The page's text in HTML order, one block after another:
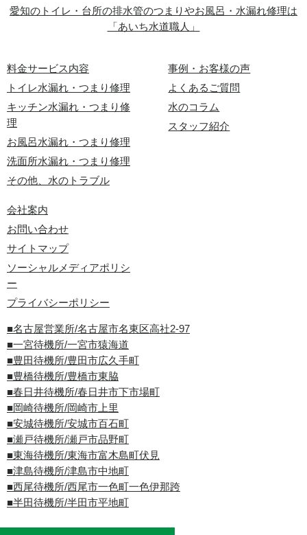
愛知のトイレ・台所の排水管のつまりやお風呂・水漏れ修理は
「あいち水道職人」
料金サービス内容
トイレ水漏れ・つまり修理
キッチン水漏れ・つまり修
理
お風呂水漏れ・つまり修理
洗面所水漏れ・つまり修理
その他、水のトラブル
事例・お客様の声
よくあるご質問
水のコラム
スタッフ紹介
会社案内
お問い合わせ
サイトマップ
ソーシャルメディアポリシ
ー
プライバシーポリシー
■名古屋営業所/名古屋市名東区高社2-97
■一宮待機所/一宮市猿海道
■豊田待機所/豊田市広久手町
■豊橋待機所/豊橋市東脇
■春日井待機所/春日井市下市場町
■岡崎待機所/岡崎市上里
■安城待機所/安城市百石町
■瀬戸待機所/瀬戸市品野町
■東海待機所/東海市富木島町伏見
■津島待機所/津島市中地町
■西尾待機所/西尾市一色町一色伊那跨
■半田待機所/半田市平地町